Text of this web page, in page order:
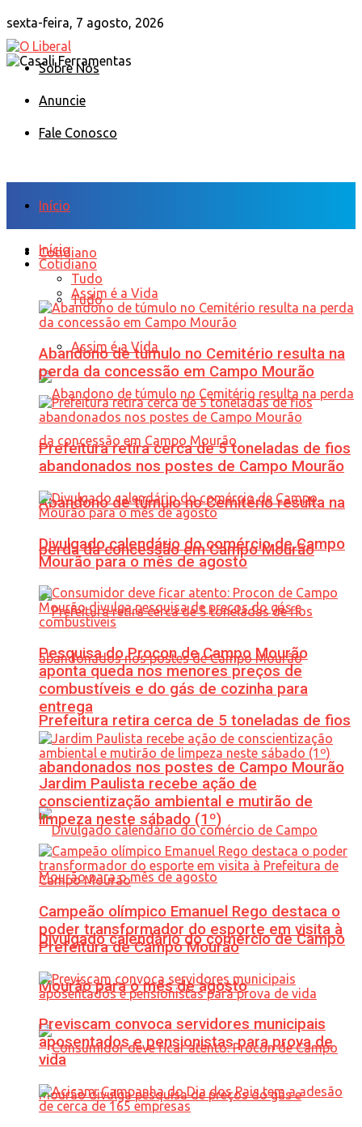
sexta-feira, 7 agosto, 2026
Sobre Nós
Anuncie
Fale Conosco
Início
Cotidiano
Tudo
Assim é a Vida
Abandono de túmulo no Cemitério resulta na
perda da concessão em Campo Mourão
Prefeitura retira cerca de 5 toneladas de fios
abandonados nos postes de Campo Mourão
Divulgado calendário do comércio de Campo
Mourão para o mês de agosto
Início
Cotidiano
Tudo
Assim é a Vida
Abandono de túmulo no Cemitério resulta na
perda da concessão em Campo Mourão
Prefeitura retira cerca de 5 toneladas de fios
abandonados nos postes de Campo Mourão
Divulgado calendário do comércio de Campo
Mourão para o mês de agosto
Pesquisa do Procon de Campo Mourão
aponta queda nos menores preços de
combustíveis e do gás de cozinha para
entrega
Jardim Paulista recebe ação de
conscientização ambiental e mutirão de
limpeza neste sábado (1º)
Campeão olímpico Emanuel Rego destaca o
poder transformador do esporte em visita à
Prefeitura de Campo Mourão
Previscam convoca servidores municipais
aposentados e pensionistas para prova de
vida